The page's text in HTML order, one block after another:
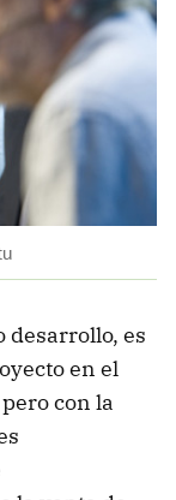
desarrollo, es
en el
con la